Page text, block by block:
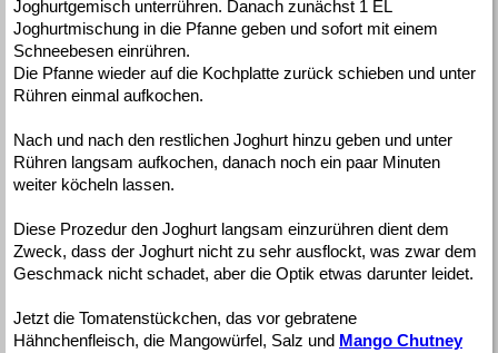
Joghurtgemisch unterrühren. Danach zunächst 1 EL
Joghurtmischung in die Pfanne geben und sofort mit einem
Schneebesen einrühren.
Die Pfanne wieder auf die Kochplatte zurück schieben und unter
Rühren einmal aufkochen.
Nach und nach den restlichen Joghurt hinzu geben und unter
Rühren langsam aufkochen, danach noch ein paar Minuten
weiter köcheln lassen.
Diese Prozedur den Joghurt langsam einzurühren dient dem
Zweck, dass der Joghurt nicht zu sehr ausflockt, was zwar dem
Geschmack nicht schadet, aber die Optik etwas darunter leidet.
Jetzt die Tomatenstückchen, das vor gebratene
Hähnchenfleisch, die Mangowürfel, Salz und Mango Chutney